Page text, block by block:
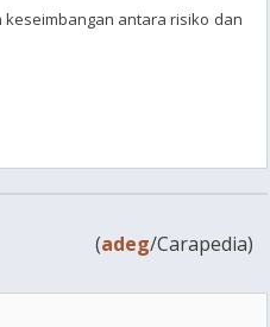
antara risiko dan
(adeg/Carapedia)